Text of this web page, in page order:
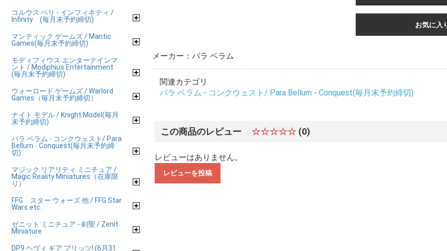
コルウス ベリ - インフィネティ /
Infinity (毎月末予約締切)
マンティック ゲームズ / Mantic
Games(毎月末予約締切)
モディフィウス エンターテインマ
ント / Modiphius Entertainment
(毎月末予約締切)
ウォーロード ゲームズ / Warlord
Games（毎月末予約締切）
ナイト モデル / Knight Model(毎月
末予約締切)
パラ ベラム - コンクウェスト/ Para
Bellum - Conquest(毎月末予約締
切)
マジック リアリティ ミニチュア /
Magic Reality Miniatures（在庫限
り）
FFG スター ウォーズ 他 / FFG Star
Wars etc.
ゼニット ミニチュア - 剣聖 / Zenit
Miniature
DP9 ヘヴィ ギア ブリッツ! (6月31
お気に入
メーカー：パラ ベラム
関連カテゴリ
パラ ベラム - コンクウェスト/ Para Bellum - Conquest(毎月末予約締切)
この商品のレビュー ☆☆☆☆☆ (0)
レビューはありません。
レビューを投稿